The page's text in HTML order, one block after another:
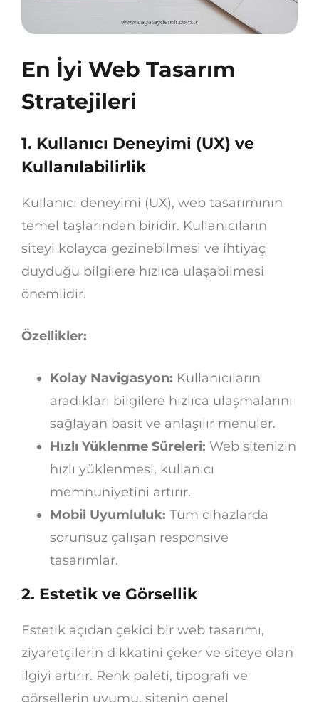
En İyi Web Tasarım
Stratejileri
1. Kullanıcı Deneyimi (UX) ve
Kullanılabilirlik
Kullanıcı deneyimi (UX), web tasarımının
temel taşlarından biridir. Kullanıcıların
siteyi kolayca gezinebilmesi ve ihtiyaç
duyduğu bilgilere hızlıca ulaşabilmesi
önemlidir.
Özellikler:
Kolay Navigasyon: Kullanıcıların
aradıkları bilgilere hızlıca ulaşmalarını
sağlayan basit ve anlaşılır menüler.
Hızlı Yüklenme Süreleri: Web sitenizin
hızlı yüklenmesi, kullanıcı
memnuniyetini artırır.
Mobil Uyumluluk: Tüm cihazlarda
sorunsuz çalışan responsive
tasarımlar.
2. Estetik ve Görsellik
Estetik açıdan çekici bir web tasarımı,
ziyaretçilerin dikkatini çeker ve siteye olan
ilgiyi artırır. Renk paleti, tipografi ve
görsellerin uyumu, sitenin genel